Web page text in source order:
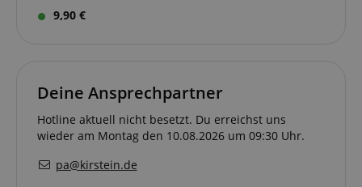
9,90 €
Deine Ansprechpartner
Hotline aktuell nicht besetzt. Du erreichst uns
wieder am Montag den 10.08.2026 um 09:30 Uhr.
pa@kirstein.de